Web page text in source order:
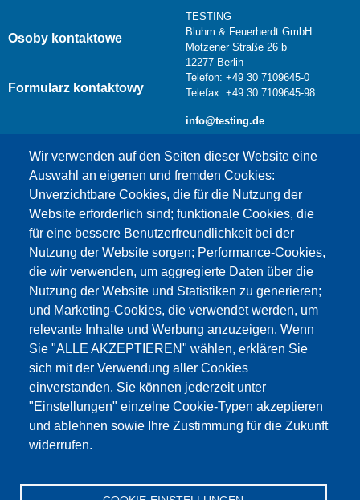
Wir verwenden auf den Seiten dieser Website eine
Auswahl an eigenen und fremden Cookies:
Unverzichtbare Cookies, die für die Nutzung der
Website erforderlich sind; funktionale Cookies, die
für eine bessere Benutzerfreundlichkeit bei der
Nutzung der Website sorgen; Performance-Cookies,
die wir verwenden, um aggregierte Daten über die
Nutzung der Website und Statistiken zu generieren;
und Marketing-Cookies, die verwendet werden, um
relevante Inhalte und Werbung anzuzeigen. Wenn
Sie "ALLE AKZEPTIEREN" wählen, erklären Sie
sich mit der Verwendung aller Cookies
einverstanden. Sie können jederzeit unter
"Einstellungen" einzelne Cookie-Typen akzeptieren
und ablehnen sowie Ihre Zustimmung für die Zukunft
widerrufen.
Osoby kontaktowe
Formularz kontaktowy
TESTING
Bluhm & Feuerherdt GmbH
Motzener Straße 26 b
12277 Berlin
Telefon: +49 30 7109645-0
Telefax: +49 30 7109645-98
info@testing.de
Dieser Inhalt ist blockiert, da die Google Maps
Cookies nicht akzeptiert wurden.
NUR DIE GOOGLE MAPS COOKIES
AKZEPTIEREN.
Alle Cookies akzeptieren
Products Aktualności O nas Sprzedaż Serwis